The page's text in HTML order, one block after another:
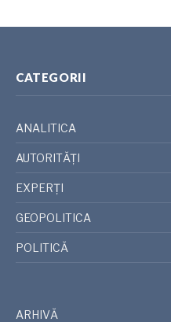
CATEGORII
ANALITICA
AUTORITĂȚI
EXPERȚI
GEOPOLITICA
POLITICĂ
ARHIVĂ